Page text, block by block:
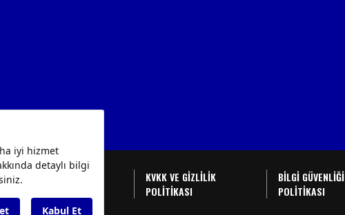
KVKK BAŞVURU
KVKK VE GİZLİLİK
POLİTİKASI
BİLGİ GÜVENLİĞİ
POLİTİKASI